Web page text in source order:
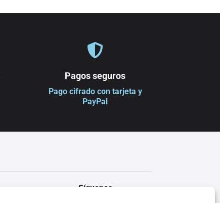

Pagos seguros
Pago cifrado con tarjeta y
PayPal
Síguenos